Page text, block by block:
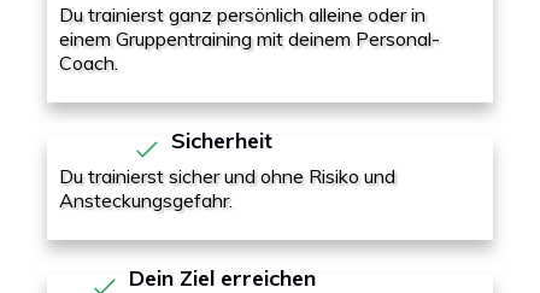
Du trainierst ganz persönlich alleine oder in
einem Gruppentraining mit deinem Personal-
Coach.
Sicherheit
Du trainierst sicher und ohne Risiko und
Ansteckungsgefahr.
Dein Ziel erreichen